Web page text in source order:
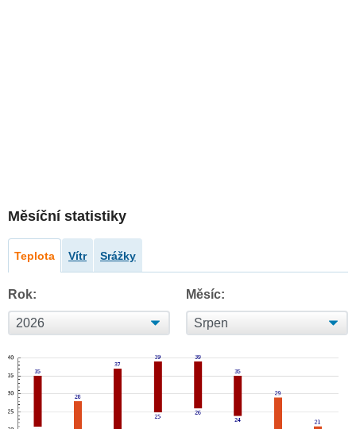
Měsíční statistiky
Teplota Vítr Srážky
Rok: Měsíc: